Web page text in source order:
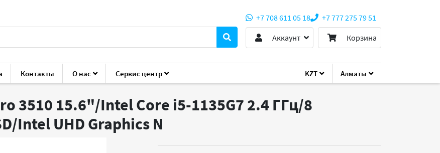
KZT Алматы
+7 708 611 05 18
+7 777 275 79 51
Аккаунт
Корзина
Контакты О нас Сервис центр
3510
3510 15.6"/Intel Core i5-1135G7 2.4 ГГц/8
Intel UHD Graphics N